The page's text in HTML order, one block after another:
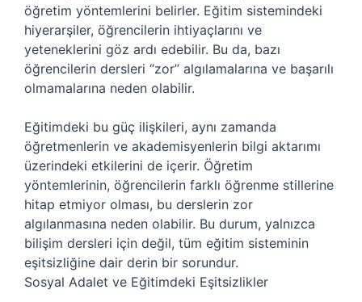
öğretim yöntemlerini belirler. Eğitim sistemindeki
hiyerarşiler, öğrencilerin ihtiyaçlarını ve
yeteneklerini göz ardı edebilir. Bu da, bazı
öğrencilerin dersleri “zor” algılamalarına ve başarılı
olmamalarına neden olabilir.
Eğitimdeki bu güç ilişkileri, aynı zamanda
öğretmenlerin ve akademisyenlerin bilgi aktarımı
üzerindeki etkilerini de içerir. Öğretim
yöntemlerinin, öğrencilerin farklı öğrenme stillerine
hitap etmiyor olması, bu derslerin zor
algılanmasına neden olabilir. Bu durum, yalnızca
bilişim dersleri için değil, tüm eğitim sisteminin
eşitsizliğine dair derin bir sorundur.
Sosyal Adalet ve Eğitimdeki Eşitsizlikler